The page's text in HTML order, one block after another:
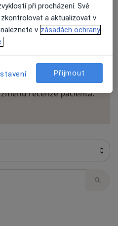
jsou pro nás důležité.
možnost zaplatit za
recenze pacienta.
při procházení. Své
a aktualizovat v
v zásadách ochrany
Přijmout